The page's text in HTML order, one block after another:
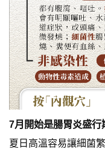
7月開始是腸胃炎盛
夏日高溫容易讓細菌